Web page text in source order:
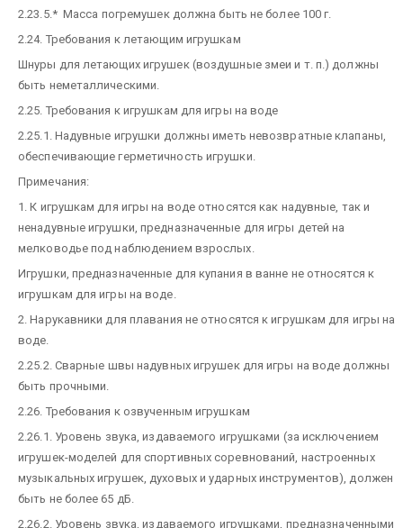
2.23.5.* Масса погремушек должна быть не более 100 г.
2.24. Требования к летающим игрушкам
Шнуры для летающих игрушек (воздушные змеи и т. п.) должны
быть неметаллическими.
2.25. Требования к игрушкам для игры на воде
2.25.1. Надувные игрушки должны иметь невозвратные клапаны,
обеспечивающие герметичность игрушки.
Примечания:
1. К игрушкам для игры на воде относятся как надувные, так и
ненадувные игрушки, предназначенные для игры детей на
мелководье под наблюдением взрослых.
Игрушки, предназначенные для купания в ванне не относятся к
игрушкам для игры на воде.
2. Нарукавники для плавания не относятся к игрушкам для игры на
воде.
2.25.2. Сварные швы надувных игрушек для игры на воде должны
быть прочными.
2.26. Требования к озвученным игрушкам
2.26.1. Уровень звука, издаваемого игрушками (за исключением
игрушек-моделей для спортивных соревнований, настроенных
музыкальных игрушек, духовых и ударных инструментов), должен
быть не более 65 дБ.
2.26.2. Уровень звука, издаваемого игрушками, предназначенными